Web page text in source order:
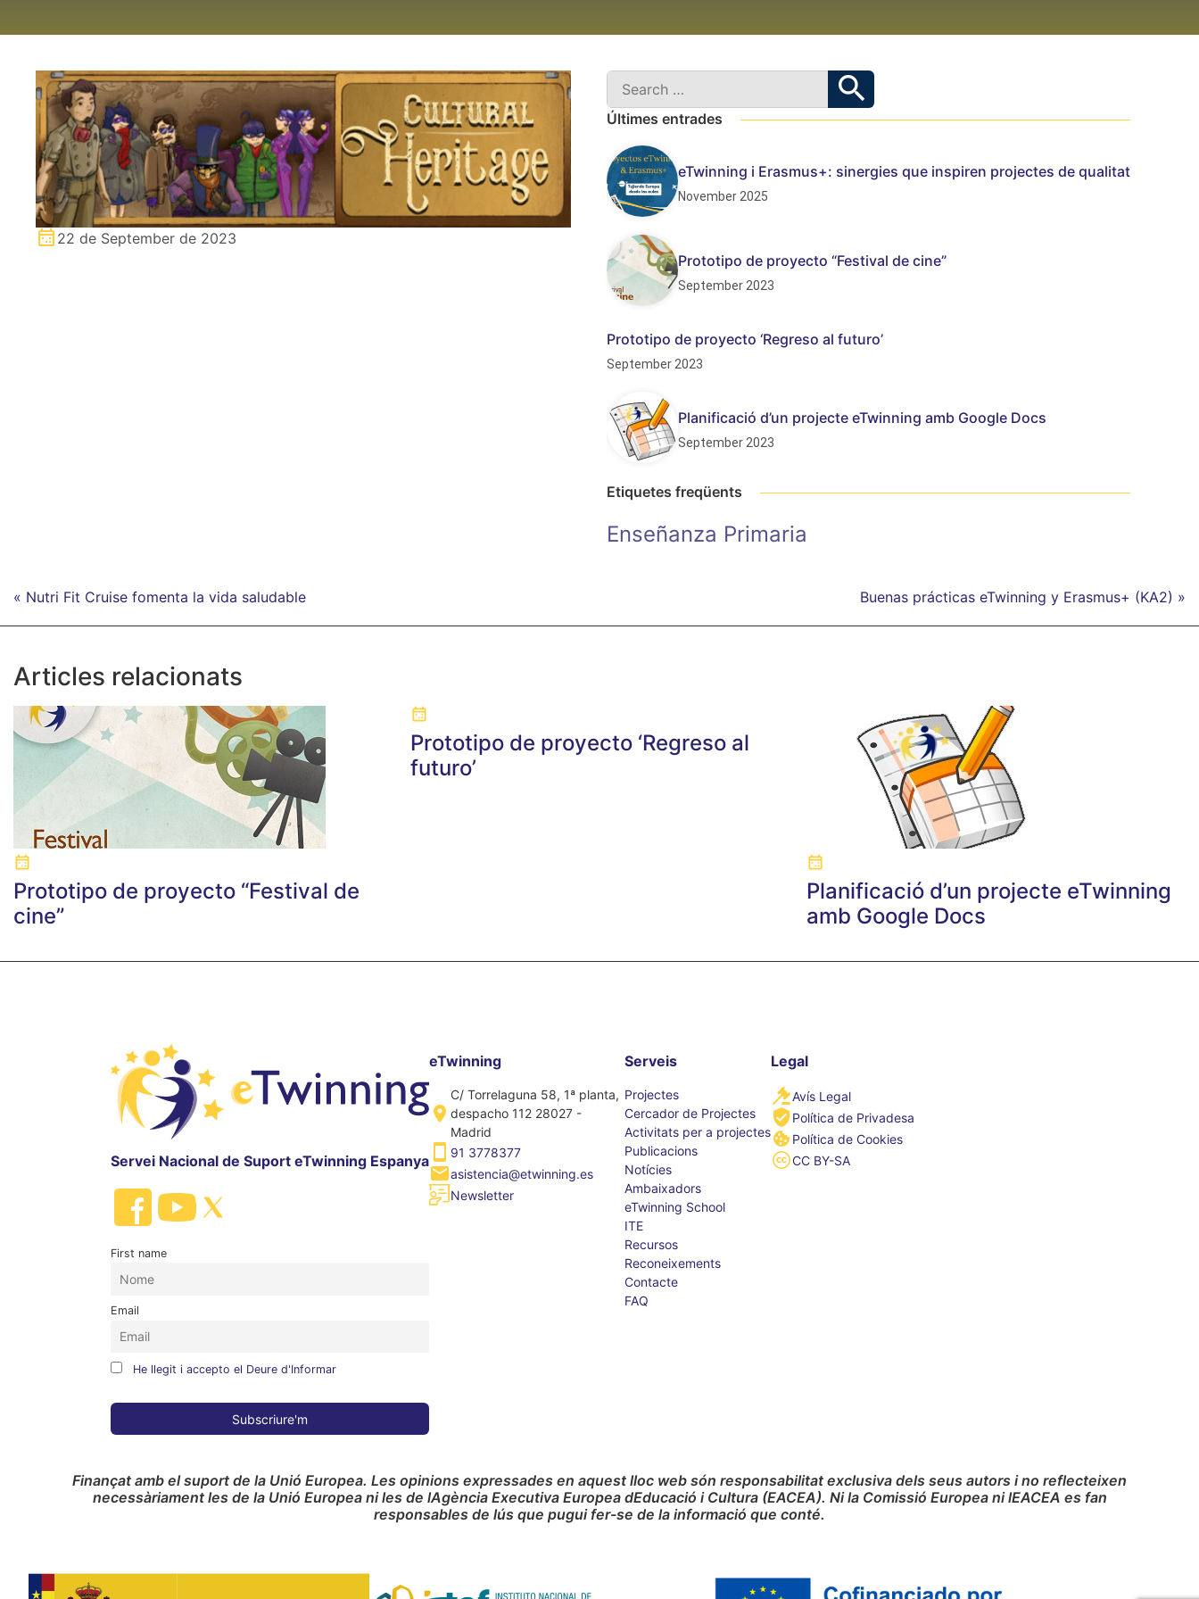
22 de September de 2023
Últimes entrades
eTwinning i Erasmus+: sinergies que inspiren projectes de qualitat
November 2025
Prototipo de proyecto “Festival de cine”
September 2023
Prototipo de proyecto ‘Regreso al futuro’
September 2023
Planificació d’un projecte eTwinning amb Google Docs
September 2023
Etiquetes freqüents
Enseñanza Primaria
« Nutri Fit Cruise fomenta la vida saludable Buenas prácticas eTwinning y Erasmus+ (KA2) »
Articles relacionats
Prototipo de proyecto “Festival de
cine”
Prototipo de proyecto ‘Regreso al
futuro’
Planificació d’un projecte eTwinning
amb Google Docs
Servei Nacional de Suport eTwinning Espanya
First name
Email
He llegit i accepto el Deure d'Informar
eTwinning
C/ Torrelaguna 58, 1ª planta,
despacho 112 28027 -
Madrid
91 3778377
asistencia@etwinning.es
Newsletter
Serveis
Projectes
Cercador de Projectes
Activitats per a projectes
Publicacions
Notícies
Ambaixadors
eTwinning School
ITE
Recursos
Reconeixements
Contacte
FAQ
Legal
Avís Legal
Política de Privadesa
Política de Cookies
CC BY-SA
Finançat amb el suport de la Unió Europea. Les opinions expressades en aquest lloc web són responsabilitat exclusiva dels seus autors i no reflecteixen
necessàriament les de la Unió Europea ni les de lAgència Executiva Europea dEducació i Cultura (EACEA). Ni la Comissió Europea ni lEACEA es fan
responsables de lús que pugui fer-se de la informació que conté.